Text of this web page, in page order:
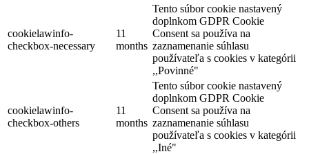
cookielawinfo-
checkbox-necessary
11
months
Tento súbor cookie nastavený
doplnkom GDPR Cookie
Consent sa používa na
zaznamenanie súhlasu
používateľa s cookies v kategórii
,,Povinné"
cookielawinfo-
checkbox-others
11
months
Tento súbor cookie nastavený
doplnkom GDPR Cookie
Consent sa používa na
zaznamenanie súhlasu
používateľa s cookies v kategórii
,,Iné"